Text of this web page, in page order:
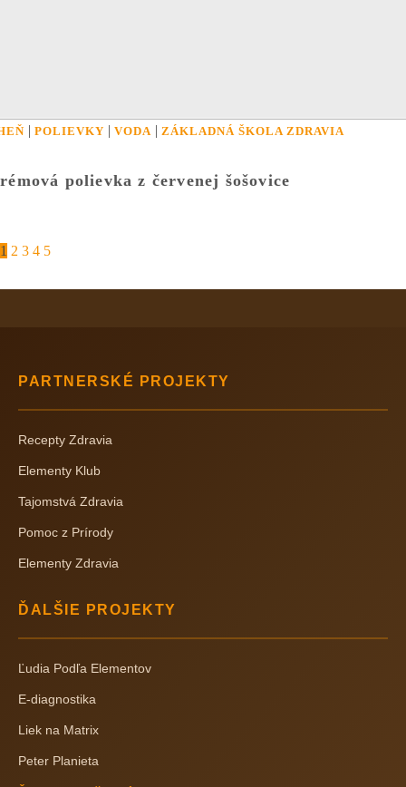
| POLIEVKY | VODA | ZÁKLADNÁ ŠKOLA ZDRAVIA
polievka z červenej šošovice
1 2 3 4 5
PARTNERSKÉ PROJEKTY
Recepty Zdravia
Elementy Klub
Tajomstvá Zdravia
Pomoc z Prírody
Elementy Zdravia
ĎALŠIE PROJEKTY
Ľudia Podľa Elementov
E-diagnostika
Liek na Matrix
Peter Planieta